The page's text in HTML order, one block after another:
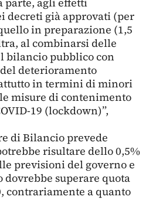
già approvati (per
in preparazione (1,5
al combinarsi delle
bilancio pubblico con
deterioramento
in termini di minori
misure di contenimento
19 (lockdown)”,
di Bilancio prevede
risultare dello 0,5%
previsioni del governo e
superare quota
contrariamente a quanto